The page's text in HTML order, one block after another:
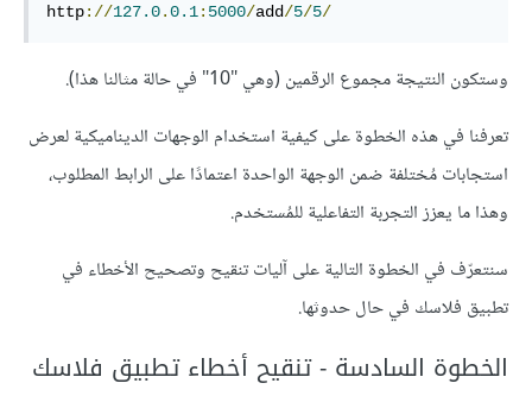
http://127.0.0.1: 5000/add/5/5/
وستكون النتيجة مجموع الرقمين (وهي "10" في حالة مثالنا هذا).
تعرفنا في هذه الخطوة على كيفية استخدام الوجهات الديناميكية لعرض
استجابات مُختلفة ضمن الوجهة الواحدة اعتمادًا على الرابط المطلوب،
وهذا ما يعزز التجربة التفاعلية للمُستخدم.
سنتعرّف في الخطوة التالية على آليات تنقيح وتصحيح الأخطاء في
تطبيق فلاسك في حال حدوثها.
الخطوة السادسة - تنقيح أخطاء تطبيق فلاسك